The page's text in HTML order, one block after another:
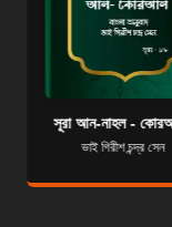
ভাই গিরীশ চন্দ্র সেন